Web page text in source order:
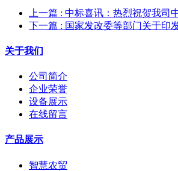
上一篇 : 中标喜讯：热烈祝贺我司
下一篇 : 国家发改委等部门关于印
关于我们
公司简介
企业荣誉
设备展示
在线留言
产品展示
智慧农贸